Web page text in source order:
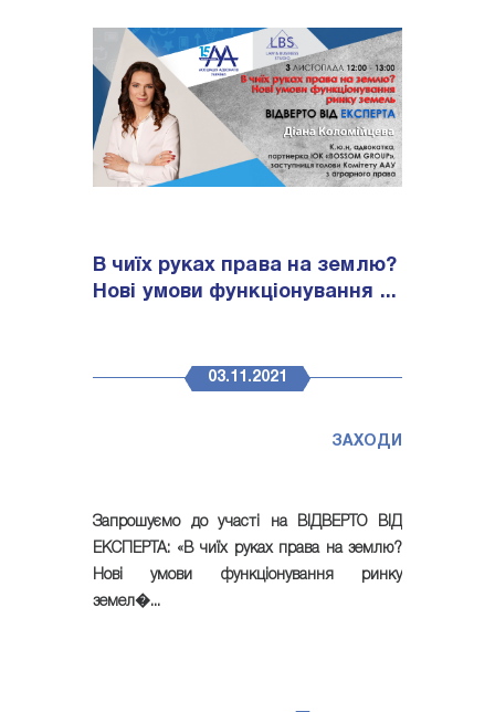
В чиїх руках права на землю?
Нові умови функціонування ...
03.11.2021
ЗАХОДИ
Запрошуємо до участі на ВІДВЕРТО ВІД
ЕКСПЕРТА: «В чиїх руках права на землю?
Нові умови функціонування ринку
земел�...